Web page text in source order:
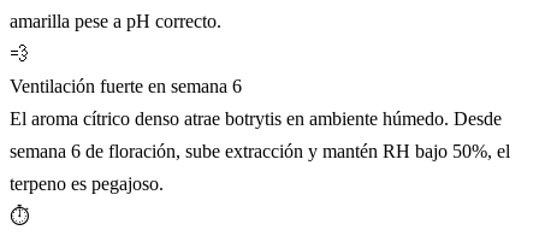
amarilla pese a pH correcto.
💨
Ventilación fuerte en semana 6
El aroma cítrico denso atrae botrytis en ambiente húmedo. Desde
semana 6 de floración, sube extracción y mantén RH bajo 50%, el
terpeno es pegajoso.
⏱️